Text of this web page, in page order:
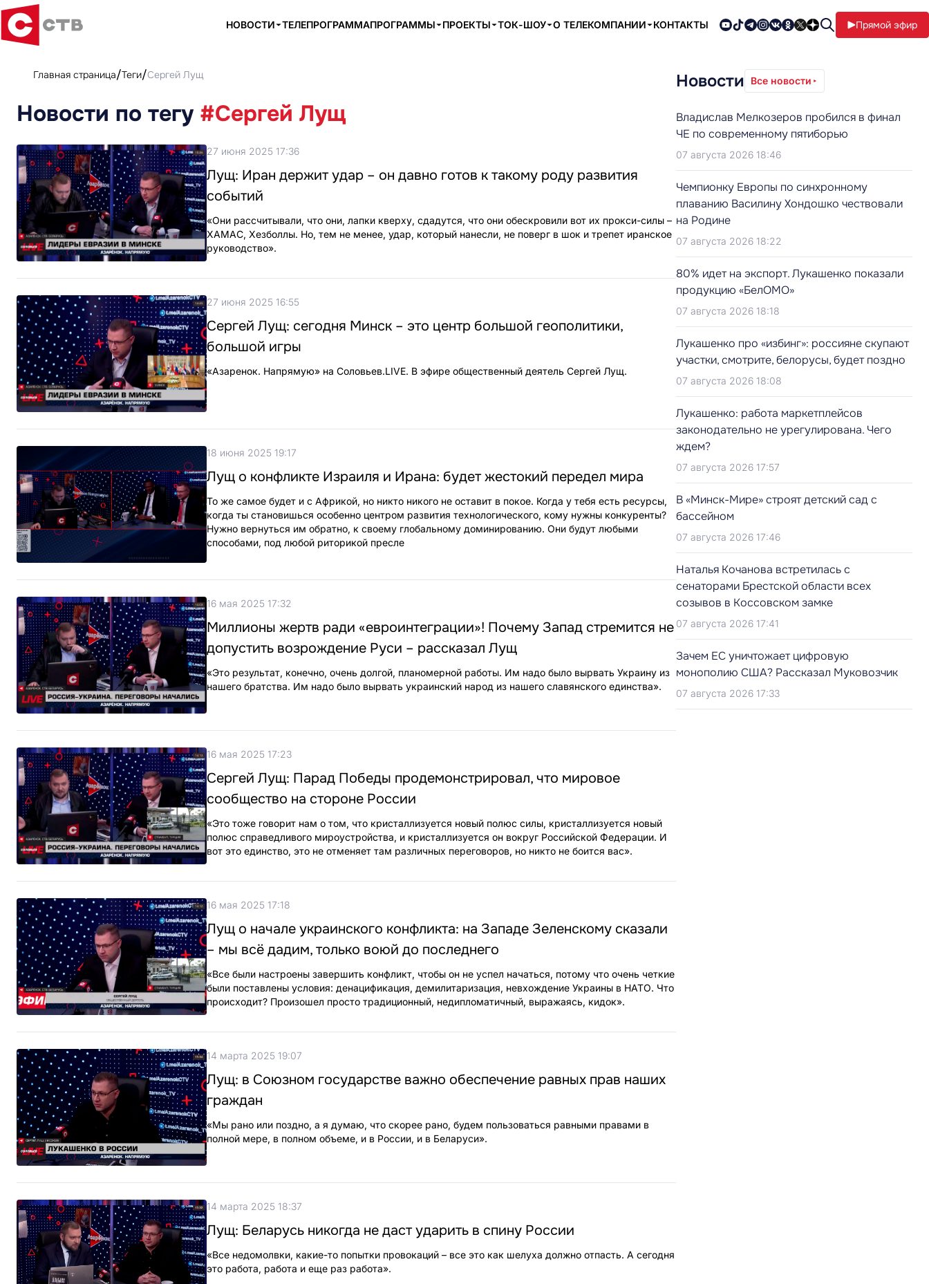
НОВОСТИ ТЕЛЕПРОГРАММАПРОГРАММЫ ПРОЕКТЫ ТОК-ШОУ О ТЕЛЕКОМПАНИИ КОНТАКТЫ Прямой эфир
Главная страница Теги Сергей Лущ
Новости по тегу #Сергей Лущ
27 июня 2025 17:36
Лущ: Иран держит удар – он давно готов к такому роду развития
событий
«Они рассчитывали, что они, лапки кверху, сдадутся, что они обескровили вот их прокси-силы –
ХАМАС, Хезболлы. Но, тем не менее, удар, который нанесли, не поверг в шок и трепет иранское
руководство».
27 июня 2025 16:55
Сергей Лущ: сегодня Минск – это центр большой геополитики,
большой игры
«Азаренок. Напрямую» на Соловьев.LIVE. В эфире общественный деятель Сергей Лущ.
18 июня 2025 19:17
Лущ о конфликте Израиля и Ирана: будет жестокий передел мира
То же самое будет и с Африкой, но никто никого не оставит в покое. Когда у тебя есть ресурсы,
когда ты становишься особенно центром развития технологического, кому нужны конкуренты?
Нужно вернуться им обратно, к своему глобальному доминированию. Они будут любыми
способами, под любой риторикой пресле
16 мая 2025 17:32
Миллионы жертв ради «евроинтеграции»! Почему Запад стремится не
допустить возрождение Руси – рассказал Лущ
«Это результат, конечно, очень долгой, планомерной работы. Им надо было вырвать Украину из
нашего братства. Им надо было вырвать украинский народ из нашего славянского единства».
16 мая 2025 17:23
Сергей Лущ: Парад Победы продемонстрировал, что мировое
сообщество на стороне России
«Это тоже говорит нам о том, что кристаллизуется новый полюс силы, кристаллизуется новый
полюс справедливого мироустройства, и кристаллизуется он вокруг Российской Федерации. И
вот это единство, это не отменяет там различных переговоров, но никто не боится вас».
16 мая 2025 17:18
Лущ о начале украинского конфликта: на Западе Зеленскому сказали
– мы всё дадим, только воюй до последнего
«Все были настроены завершить конфликт, чтобы он не успел начаться, потому что очень четкие
были поставлены условия: денацификация, демилитаризация, невхождение Украины в НАТО. Что
происходит? Произошел просто традиционный, недипломатичный, выражаясь, кидок».
14 марта 2025 19:07
Лущ: в Союзном государстве важно обеспечение равных прав наших
граждан
«Мы рано или поздно, а я думаю, что скорее рано, будем пользоваться равными правами в
полной мере, в полном объеме, и в России, и в Беларуси».
14 марта 2025 18:37
Лущ: Беларусь никогда не даст ударить в спину России
«Все недомолвки, какие-то попытки провокаций – все это как шелуха должно отпасть. А сегодня
это работа, работа и еще раз работа».
Новости Все новости
Владислав Мелкозеров пробился в финал
ЧЕ по современному пятиборью
07 августа 2026 18:46
Чемпионку Европы по синхронному
плаванию Василину Хондошко чествовали
на Родине
07 августа 2026 18:22
80% идет на экспорт. Лукашенко показали
продукцию «БелОМО»
07 августа 2026 18:18
Лукашенко про «избинг»: россияне скупают
участки, смотрите, белорусы, будет поздно
07 августа 2026 18:08
Лукашенко: работа маркетплейсов
законодательно не урегулирована. Чего
ждем?
07 августа 2026 17:57
В «Минск-Мире» строят детский сад с
бассейном
07 августа 2026 17:46
Наталья Кочанова встретилась с
сенаторами Брестской области всех
созывов в Коссовском замке
07 августа 2026 17:41
Зачем ЕС уничтожает цифровую
монополию США? Рассказал Муковозчик
07 августа 2026 17:33